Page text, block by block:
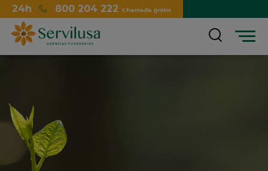
24h 800 204 222 Chamada grátis
Menu